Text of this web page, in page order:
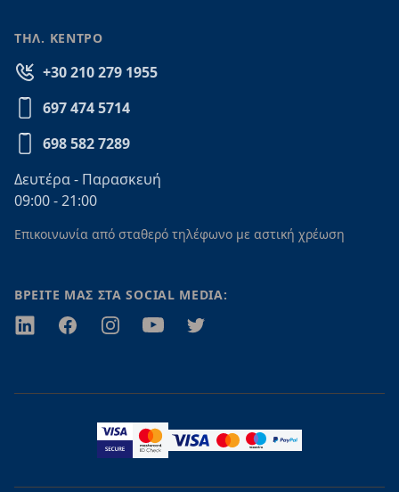
ΤΗΛ. ΚΕΝΤΡΟ
+30 210 279 1955
697 474 5714
698 582 7289
Δευτέρα - Παρασκευή
09:00 - 21:00
Επικοινωνία από σταθερό τηλέφωνο με αστική χρέωση
ΒΡΕΙΤΕ ΜΑΣ ΣΤΑ SOCIAL MEDIA:
TwitterFacebookInstagramYoutubeTwitter